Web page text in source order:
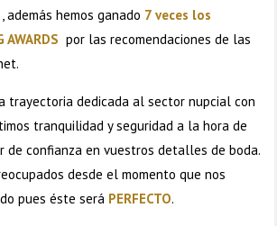
, además hemos ganado 7 veces los
AWARDS por las recomendaciones de las
trayectoria dedicada al sector nupcial con
tranquilidad y seguridad a la hora de
de confianza en vuestros detalles de boda.
desde el momento que nos
pues éste será PERFECTO.